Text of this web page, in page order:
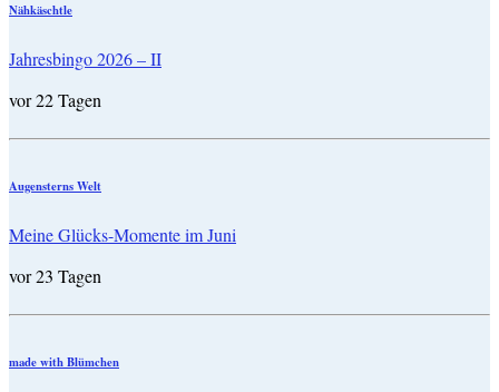
Nähkäschtle
Jahresbingo 2026 – II
vor 22 Tagen
Augensterns Welt
Meine Glücks-Momente im Juni
vor 23 Tagen
made with Blümchen